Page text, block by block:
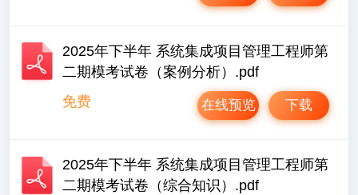
2025年下半年 系统集成项目管理工程师第
二期模考试卷（案例分析）.pdf
免费
下载
在线预览
2025年下半年 系统集成项目管理工程师第
二期模考试卷（综合知识）.pdf